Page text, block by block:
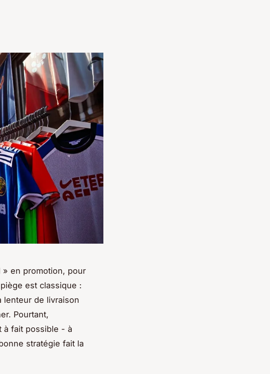
en promotion, pour
est classique :
lenteur de livraison
Pourtant,
à fait possible - à
stratégie fait la